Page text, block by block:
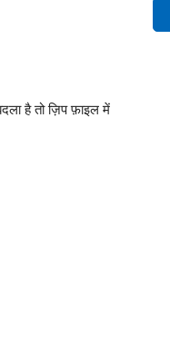
है तो ज़िप फ़ाइल में